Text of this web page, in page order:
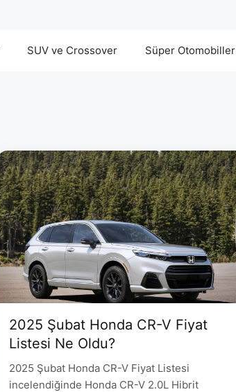
SUV ve Crossover Süper Otomobiller
2025 Şubat Honda CR-V Fiyat
Listesi Ne Oldu?
2025 Şubat Honda CR-V Fiyat Listesi
incelendiğinde Honda CR-V 2.0L Hibrit